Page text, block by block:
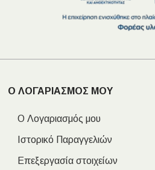
Ο ΛΟΓΑΡΙΑΣΜΟΣ ΜΟΥ
Ο Λογαριασμός μου
Ιστορικό Παραγγελιών
Επεξεργασία στοιχείων